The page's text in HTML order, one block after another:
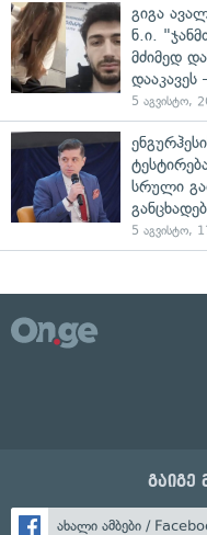
გიგა
ნ.ი.
მძიმედ
5 აგვისტო,
სრული
5 აგვისტო,
გაიგე
ახალი ამბები /